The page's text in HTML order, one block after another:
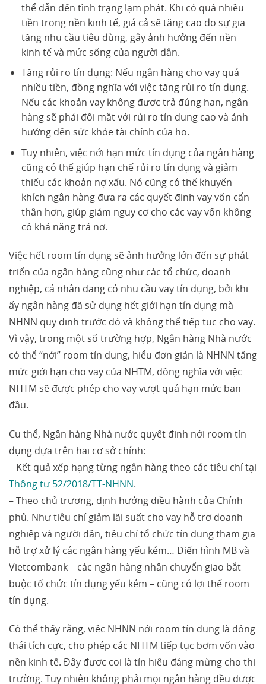
thể dẫn đến tình trạng lạm phát. Khi có quá nhiều
tiền trong nền kinh tế, giá cả sẽ tăng cao do sự gia
tăng nhu cầu tiêu dùng, gây ảnh hưởng đến nền
kinh tế và mức sống của người dân.
Tăng rủi ro tín dụng: Nếu ngân hàng cho vay quá
nhiều tiền, đồng nghĩa với việc tăng rủi ro tín dụng.
Nếu các khoản vay không được trả đúng hạn, ngân
hàng sẽ phải đối mặt với rủi ro tín dụng cao và ảnh
hưởng đến sức khỏe tài chính của họ.
Tuy nhiên, việc nới hạn mức tín dụng của ngân hàng
cũng có thể giúp hạn chế rủi ro tín dụng và giảm
thiểu các khoản nợ xấu. Nó cũng có thể khuyến
khích ngân hàng đưa ra các quyết định vay vốn cẩn
thận hơn, giúp giảm nguy cơ cho các vay vốn không
có khả năng trả nợ.
Việc hết room tín dụng sẽ ảnh hưởng lớn đến sự phát
triển của ngân hàng cũng như các tổ chức, doanh
nghiệp, cá nhân đang có nhu cầu vay tín dụng, bởi khi
ấy ngân hàng đã sử dụng hết giới hạn tín dụng mà
NHNN quy định trước đó và không thể tiếp tục cho vay.
Vì vậy, trong một số trường hợp, Ngân hàng Nhà nước
có thể “nới” room tín dụng, hiểu đơn giản là NHNN tăng
mức giới hạn cho vay của NHTM, đồng nghĩa với việc
NHTM sẽ được phép cho vay vượt quá hạn mức ban
đầu.
Cụ thể, Ngân hàng Nhà nước quyết định nới room tín
dụng dựa trên hai cơ sở chính:
– Kết quả xếp hạng từng ngân hàng theo các tiêu chí tại
Thông tư 52/2018/TT-NHNN.
– Theo chủ trương, định hướng điều hành của Chính
phủ. Như tiêu chí giảm lãi suất cho vay hỗ trợ doanh
nghiệp và người dân, tiêu chí tổ chức tín dụng tham gia
hỗ trợ xử lý các ngân hàng yếu kém… Điển hình MB và
Vietcombank – các ngân hàng nhận chuyển giao bắt
buộc tổ chức tín dụng yếu kém – cũng có lợi thế room
tín dụng.
Có thể thấy rằng, việc NHNN nới room tín dụng là động
thái tích cực, cho phép các NHTM tiếp tục bơm vốn vào
nền kinh tế. Đây được coi là tín hiệu đáng mừng cho thị
trường. Tuy nhiên không phải mọi ngân hàng đều được